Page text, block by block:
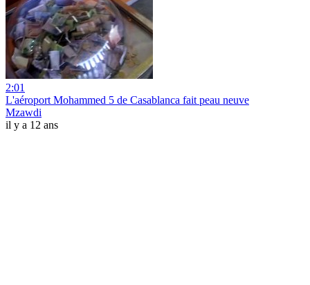
2:01
L'aéroport Mohammed 5 de Casablanca fait peau neuve
Mzawdi
il y a 12 ans